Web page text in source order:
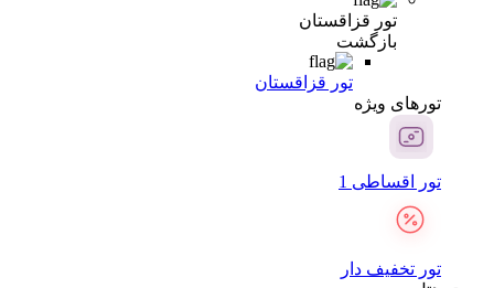
تور قزاقستان
بازگشت
تور قزاقستان
تور‌های ویژه
تور اقساطی 1
تور تخفیف دار